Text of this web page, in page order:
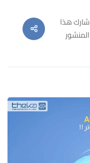
شارك هذا
المنشور